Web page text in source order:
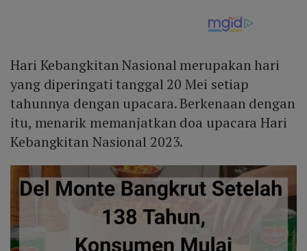
Hari Kebangkitan Nasional merupakan hari
yang diperingati tanggal 20 Mei setiap
tahunnya dengan upacara. Berkenaan dengan
itu, menarik memanjatkan doa upacara Hari
Kebangkitan Nasional 2023.